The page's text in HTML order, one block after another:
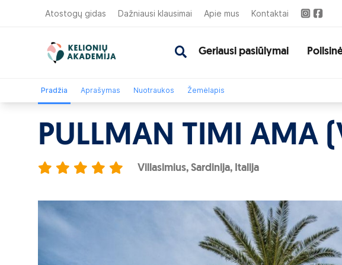
Atostogų gidas Dažniausi klausimai Apie mus Kontaktai
Geriausi pasiūlymai
Pradžia Aprašymas Nuotraukos Žemėlapis
PULLMAN TIMI AMA
Villasimius, Sardinija, Italija